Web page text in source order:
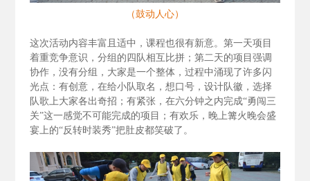
（鼓动人心）
这次活动内容丰富且适中，课程也很有新意。第一天项目
着重竞争意识，分组的四队相互比拼；第二天的项目强调
协作，没有分组，大家是一个整体，过程中涌现了许多闪
光点：有创意，在给小队取名，想口号，设计队徽，选择
队歌上大家各出奇招；有紧张，在六分钟之内完成“勇闯三
关”这一感觉不可能完成的项目；有欢乐，晚上篝火晚会盛
宴上的“反转时装秀”把肚皮都笑破了。